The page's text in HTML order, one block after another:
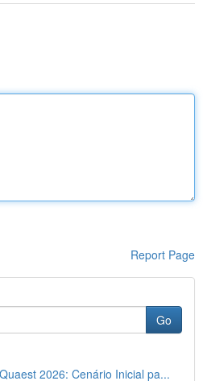
Report Page
Go
2026: Cenário Inicial pa...